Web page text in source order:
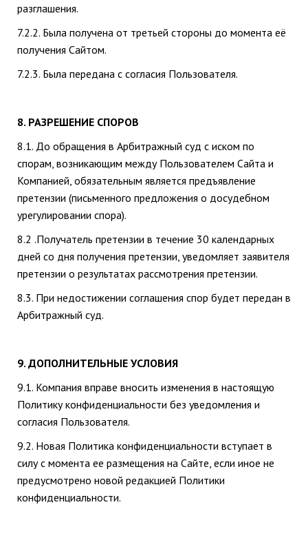
разглашения.
7.2.2. Была получена от третьей стороны до момента её
получения Сайтом.
7.2.3. Была передана с согласия Пользователя.
8. РАЗРЕШЕНИЕ СПОРОВ
8.1. До обращения в Арбитражный суд с иском по
спорам, возникающим между Пользователем Сайта и
Компанией, обязательным является предъявление
претензии (письменного предложения о досудебном
урегулировании спора).
8.2 .Получатель претензии в течение 30 календарных
дней со дня получения претензии, уведомляет заявителя
претензии о результатах рассмотрения претензии.
8.3. При недостижении соглашения спор будет передан в
Арбитражный суд.
9. ДОПОЛНИТЕЛЬНЫЕ УСЛОВИЯ
9.1. Компания вправе вносить изменения в настоящую
Политику конфиденциальности без уведомления и
согласия Пользователя.
9.2. Новая Политика конфиденциальности вступает в
силу с момента ее размещения на Сайте, если иное не
предусмотрено новой редакцией Политики
конфиденциальности.